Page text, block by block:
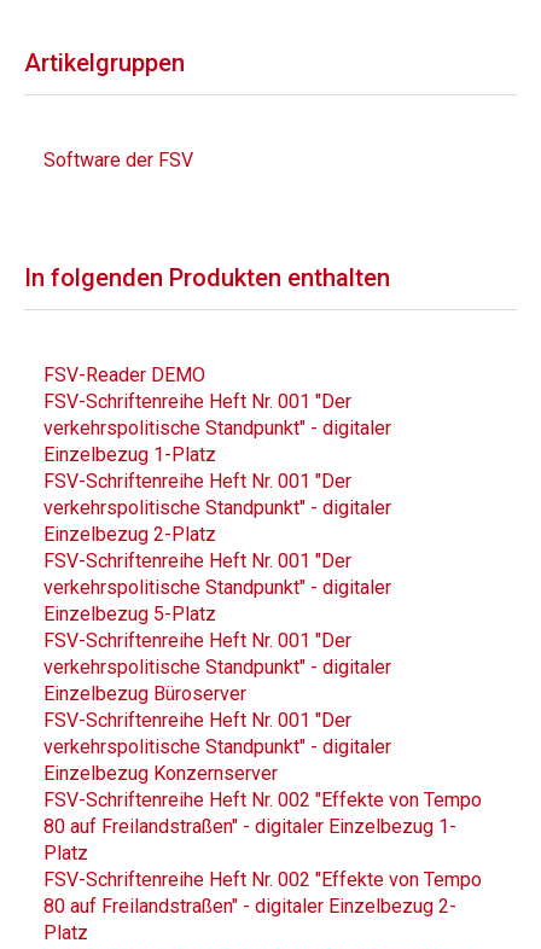
Artikelgruppen
Software der FSV
In folgenden Produkten enthalten
FSV-Reader DEMO
FSV-Schriftenreihe Heft Nr. 001 "Der
verkehrspolitische Standpunkt" - digitaler
Einzelbezug 1-Platz
FSV-Schriftenreihe Heft Nr. 001 "Der
verkehrspolitische Standpunkt" - digitaler
Einzelbezug 2-Platz
FSV-Schriftenreihe Heft Nr. 001 "Der
verkehrspolitische Standpunkt" - digitaler
Einzelbezug 5-Platz
FSV-Schriftenreihe Heft Nr. 001 "Der
verkehrspolitische Standpunkt" - digitaler
Einzelbezug Büroserver
FSV-Schriftenreihe Heft Nr. 001 "Der
verkehrspolitische Standpunkt" - digitaler
Einzelbezug Konzernserver
FSV-Schriftenreihe Heft Nr. 002 "Effekte von Tempo
80 auf Freilandstraßen" - digitaler Einzelbezug 1-
Platz
FSV-Schriftenreihe Heft Nr. 002 "Effekte von Tempo
80 auf Freilandstraßen" - digitaler Einzelbezug 2-
Platz